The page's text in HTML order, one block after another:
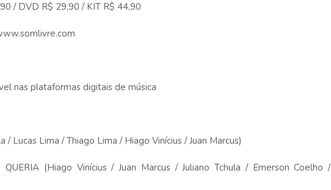
/ DVD R$ 29,90 / KIT R$ 44,90
nas plataformas digitais de música
/ Lucas Lima / Thiago Lima / Hiago Vinícius / Juan Marcus)
QUERIA (Hiago Vinícius / Juan Marcus / Juliano Tchula / Emerson Coelho /